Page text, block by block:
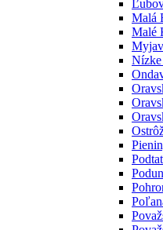
Malá
Malé
Nízke